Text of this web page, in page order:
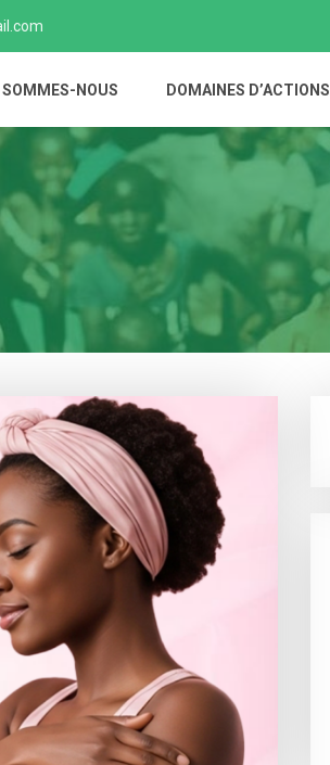
SOMMES-NOUS DOMAINES D’ACTIONS